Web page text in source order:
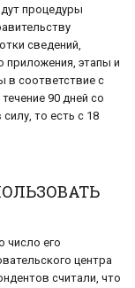
процедуры
сведений,
приложения, этапы и
в соответствие с
90 дней со
то есть с 18
число его
центра
считали, что